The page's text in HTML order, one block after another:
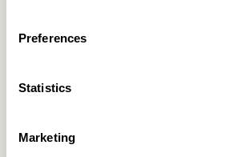
Preferences
Statistics
Marketing